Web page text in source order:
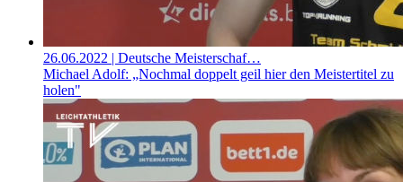
26.06.2022 | Deutsche Meisterschaf…
Michael Adolf: „Nochmal doppelt geil hier den Meistertitel zu
holen"